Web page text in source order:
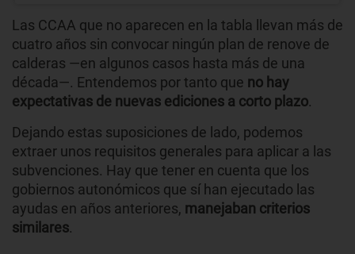
Las CCAA que no aparecen en la tabla llevan más de
cuatro años sin convocar ningún plan de renove de
calderas —en algunos casos hasta más de una
década—. Entendemos por tanto que no hay
expectativas de nuevas ediciones a corto plazo.
Dejando estas suposiciones de lado, podemos
extraer unos requisitos generales para aplicar a las
subvenciones. Hay que tener en cuenta que los
gobiernos autonómicos que sí han ejecutado las
ayudas en años anteriores, manejaban criterios
similares.